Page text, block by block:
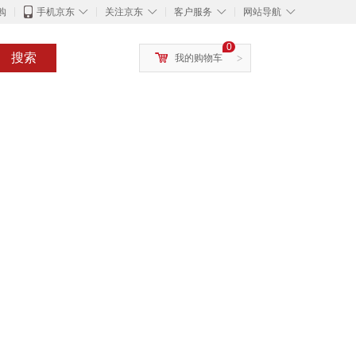
◇
手机京东 ◇
关注京东 ◇
客户服务 ◇
网站导航
搜索 >
0
我的购物车